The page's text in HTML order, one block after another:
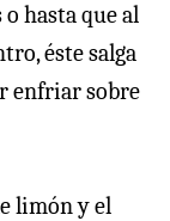
hasta que al
éste salga
enfriar sobre
limón y el